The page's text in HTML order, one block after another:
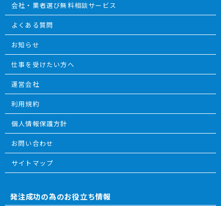
会社・業者選び無料相談サービス
よくある質問
お知らせ
仕事を受けたい方へ
運営会社
利用規約
個人情報保護方針
お問い合わせ
サイトマップ
発注成功の為のお役立ち情報